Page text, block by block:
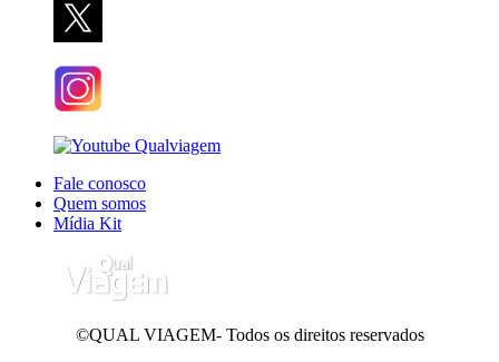
Fale conosco
Quem somos
Mídia Kit
©QUAL VIAGEM- Todos os direitos reservados